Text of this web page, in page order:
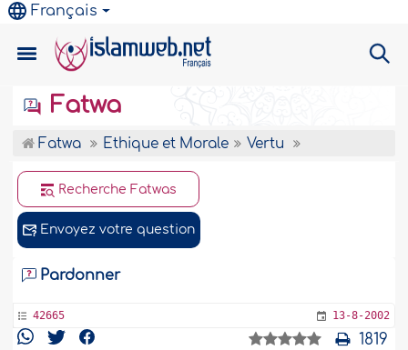
Français
Fatwa
Fatwa Ethique et Morale Vertu
Recherche Fatwas
Envoyez votre question
Pardonner
42665 13-8-2002
1819